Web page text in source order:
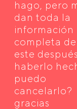
hago, pero
dan toda la
información
completa de
este
haberlo
puedo
cancelarlo?
gracias